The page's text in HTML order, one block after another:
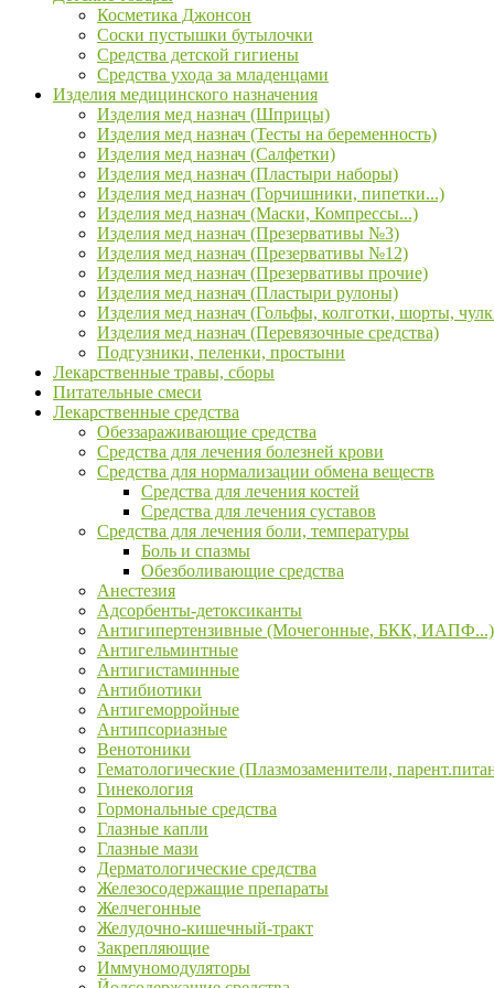
Косметика Джонсон
Соски пустышки бутылочки
Средства детской гигиены
Средства ухода за младенцами
Изделия медицинского назначения
Изделия мед назнач (Шприцы)
Изделия мед назнач (Тесты на беременность)
Изделия мед назнач (Салфетки)
Изделия мед назнач (Пластыри наборы)
Изделия мед назнач (Горчишники, пипетки...)
Изделия мед назнач (Маски, Компрессы...)
Изделия мед назнач (Презервативы №3)
Изделия мед назнач (Презервативы №12)
Изделия мед назнач (Презервативы прочие)
Изделия мед назнач (Пластыри рулоны)
Изделия мед назнач (Гольфы, колготки, шорты,
Изделия мед назнач (Перевязочные средства)
Подгузники, пеленки, простыни
Лекарственные травы, сборы
Питательные смеси
Лекарственные средства
Обеззараживающие средства
Средства для лечения болезней крови
Средства для нормализации обмена веществ
Средства для лечения костей
Средства для лечения суставов
Средства для лечения боли, температуры
Боль и спазмы
Обезболивающие средства
Анестезия
Адсорбенты-детоксиканты
Антигипертензивные (Мочегонные, БКК, ИАПФ...)
Антигельминтные
Антигистаминные
Антибиотики
Антигеморройные
Антипсориазные
Венотоники
Гематологические (Плазмозаменители,
Гинекология
Гормональные средства
Глазные капли
Глазные мази
Дерматологические средства
Железосодержащие препараты
Желчегонные
Желудочно-кишечный-тракт
Закрепляющие
Иммуномодуляторы